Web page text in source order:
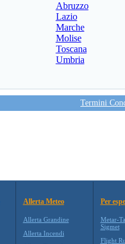
Abruzzo
Lazio
Marche
Molise
Toscana
Umbria
Termini
Allerta Meteo
Allerta Grandine
Allerta Incendi
Per
Metar-
Sigmet
Flight